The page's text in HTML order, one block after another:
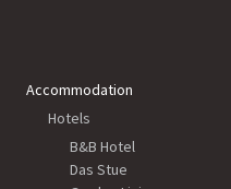
Accommodation
Hotels
B&B Hotel
Das Stue